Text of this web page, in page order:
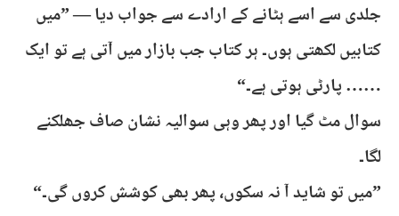
جلدی سے اسے ہٹانے کے ارادے سے جواب دیا — ”میں
کتابیں لکھتی ہوں۔ ہر کتاب جب بازار میں آتی ہے تو ایک
…… پارٹی ہوتی ہے۔“
سوال مٹ گیا اور پھر وہی سوالیہ نشان صاف جھلکنے
لگا۔
”میں تو شاید آ نہ سکوں، پھر بھی کوشش کروں گی۔“